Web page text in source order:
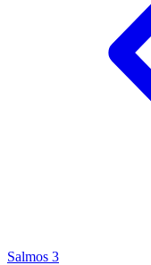
Salmos 3